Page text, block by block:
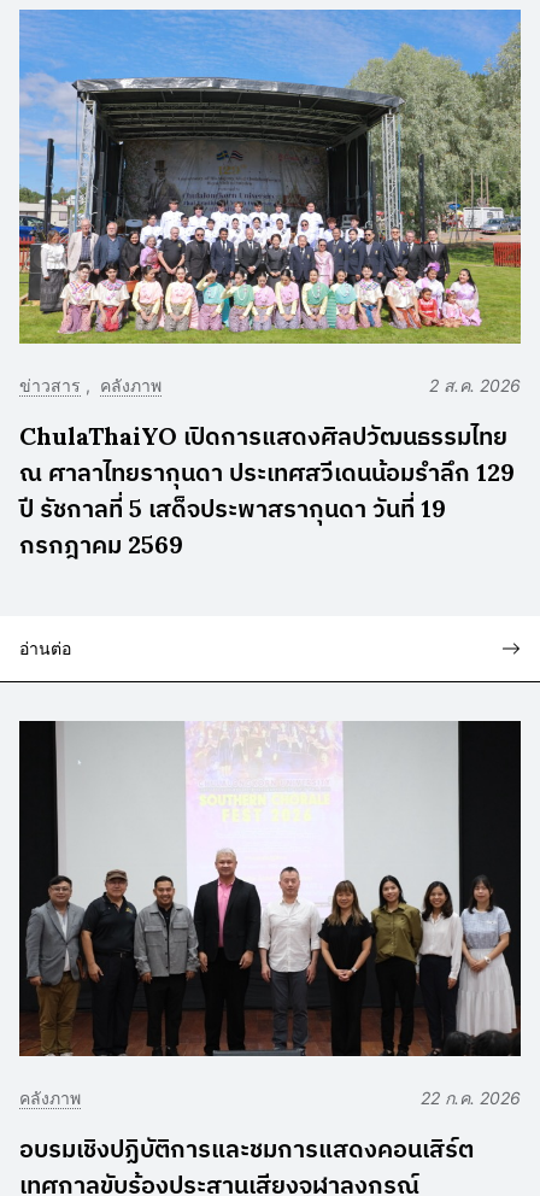
ข่าวสาร คลังภาพ 2 ส.ค. 2026
ChulaThaiYO เปิดการแสดงศิลปวัฒนธรรมไทย
ณ ศาลาไทยรากุนดา ประเทศสวีเดนน้อมรำลึก 129
ปี รัชกาลที่ 5 เสด็จประพาสรากุนดา วันที่ 19
กรกฎาคม 2569
อ่านต่อ
คลังภาพ 22 ก.ค. 2026
อบรมเชิงปฏิบัติการและชมการแสดงคอนเสิร์ต
เทศกาลขับร้องประสานเสียงจุฬาลงกรณ์